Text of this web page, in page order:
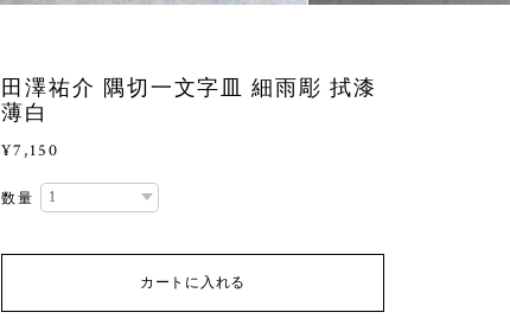
田澤祐介 隅切一文字皿 細雨彫 拭漆
薄白
¥7,150
数量
カートに入れる